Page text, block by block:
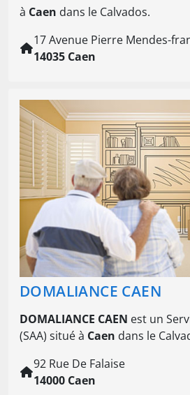
à Caen dans le Calvados.
17 Avenue Pierre Mendes-
14035 Caen
DOMALIANCE CAEN
DOMALIANCE CAEN est un
(SAA) situé à Caen dans le
92 Rue De Falaise
14000 Caen